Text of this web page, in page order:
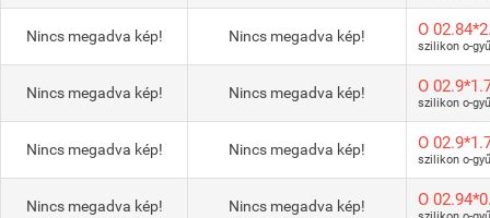
Nincs megadva kép! Nincs megadva kép! O
szilikon o-
Nincs megadva kép! Nincs megadva kép! O
szilikon o-
Nincs megadva kép! Nincs megadva kép! O
szilikon o-
Nincs megadva kép! Nincs megadva kép! O